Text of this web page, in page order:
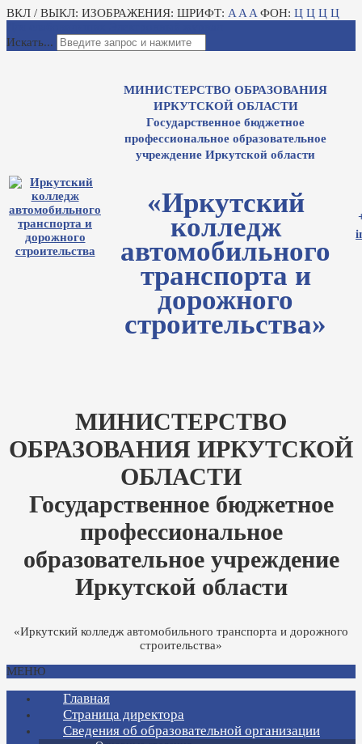
ВКЛ / ВЫКЛ: ИЗОБРАЖЕНИЯ: ШРИФТ: A A A ФОН: Ц Ц Ц Ц
Искать...
МИНИСТЕРСТВО ОБРАЗОВАНИЯ
ИРКУТСКОЙ ОБЛАСТИ
Государственное бюджетное
профессиональное образовательное
учреждение Иркутской области
«Иркутский
колледж
автомобильного
транспорта и
дорожного
строительства»
МИНИСТЕРСТВО
ОБРАЗОВАНИЯ ИРКУТСКОЙ
ОБЛАСТИ
Государственное бюджетное
профессиональное
образовательное учреждение
Иркутской области
«Иркутский колледж автомобильного транспорта и дорожного
строительства»
МЕНЮ
Главная
Страница директора
Сведения об образовательной организации